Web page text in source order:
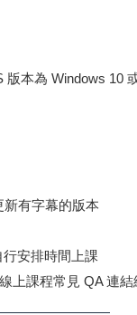
本為 Windows 10
有字幕的版本
安排時間上課
上課程常見 QA 連結